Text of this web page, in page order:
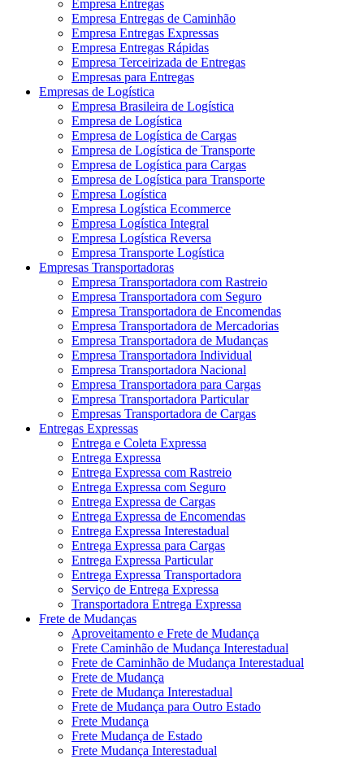
Empresa Entregas
Empresa Entregas de Caminhão
Empresa Entregas Expressas
Empresa Entregas Rápidas
Empresa Terceirizada de Entregas
Empresas para Entregas
Empresas de Logística
Empresa Brasileira de Logística
Empresa de Logística
Empresa de Logística de Cargas
Empresa de Logística de Transporte
Empresa de Logística para Cargas
Empresa de Logística para Transporte
Empresa Logística
Empresa Logística Ecommerce
Empresa Logística Integral
Empresa Logística Reversa
Empresa Transporte Logística
Empresas Transportadoras
Empresa Transportadora com Rastreio
Empresa Transportadora com Seguro
Empresa Transportadora de Encomendas
Empresa Transportadora de Mercadorias
Empresa Transportadora de Mudanças
Empresa Transportadora Individual
Empresa Transportadora Nacional
Empresa Transportadora para Cargas
Empresa Transportadora Particular
Empresas Transportadora de Cargas
Entregas Expressas
Entrega e Coleta Expressa
Entrega Expressa
Entrega Expressa com Rastreio
Entrega Expressa com Seguro
Entrega Expressa de Cargas
Entrega Expressa de Encomendas
Entrega Expressa Interestadual
Entrega Expressa para Cargas
Entrega Expressa Particular
Entrega Expressa Transportadora
Serviço de Entrega Expressa
Transportadora Entrega Expressa
Frete de Mudanças
Aproveitamento e Frete de Mudança
Frete Caminhão de Mudança Interestadual
Frete de Caminhão de Mudança Interestadual
Frete de Mudança
Frete de Mudança Interestadual
Frete de Mudança para Outro Estado
Frete Mudança
Frete Mudança de Estado
Frete Mudança Interestadual